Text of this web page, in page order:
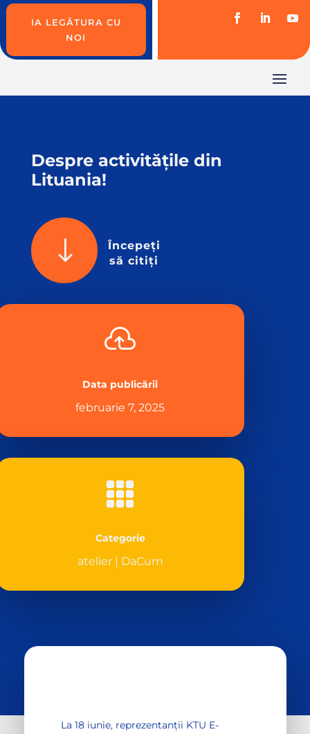
IA LEGĂTURA CU
NOI
Despre activitățile din
Lituania!
"
Începeți
să citiți

Data publicării
februarie 7, 2025

Categorie
atelier| DaCum
La 18 iunie, reprezentanții KTU E-